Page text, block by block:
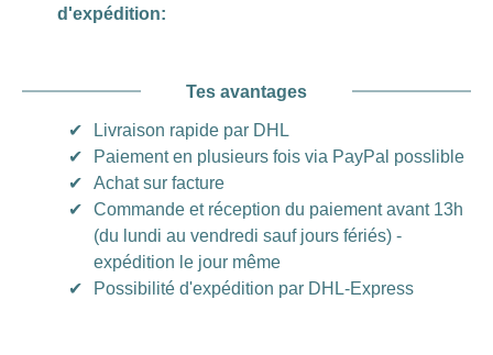
d'expédition:
Tes avantages
✔
Livraison rapide par DHL
✔
Paiement en plusieurs fois via PayPal posslible
✔
Achat sur facture
✔
Commande et réception du paiement avant 13h
(du lundi au vendredi sauf jours fériés) -
expédition le jour même
✔
Possibilité d'expédition par DHL-Express